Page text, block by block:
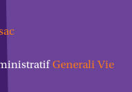
Generali Vie